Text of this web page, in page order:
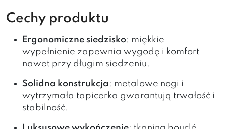
Cechy produktu
Ergonomiczne siedzisko: miękkie
wypełnienie zapewnia wygodę i komfort
nawet przy długim siedzeniu.
Solidna konstrukcja : metalowe nogi i
wytrzymała tapicerka gwarantują trwałość i
stabilność.